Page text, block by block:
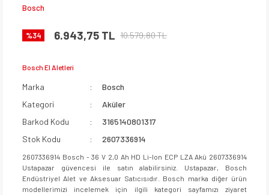
Bosch
%34 6.943,75 TL 10.579,80 TL
Bosch El Aletleri
Marka
Bosch
Kategori
Aküler
Barkod Kodu
3165140801317
Stok Kodu
2607336914
2607336914 Bosch - 36 V 2,0 Ah HD Li-Ion ECP LZA Akü 2607336914
Ustapazar güvencesi ile satın alabilirsiniz. Ustapazar, Bosch
Endüstriyel Alet ve Aksesuar Satıcısıdır. Bosch marka diğer ürün
modellerimizi incelemek için ilgili kategori sayfamızı ziyaret